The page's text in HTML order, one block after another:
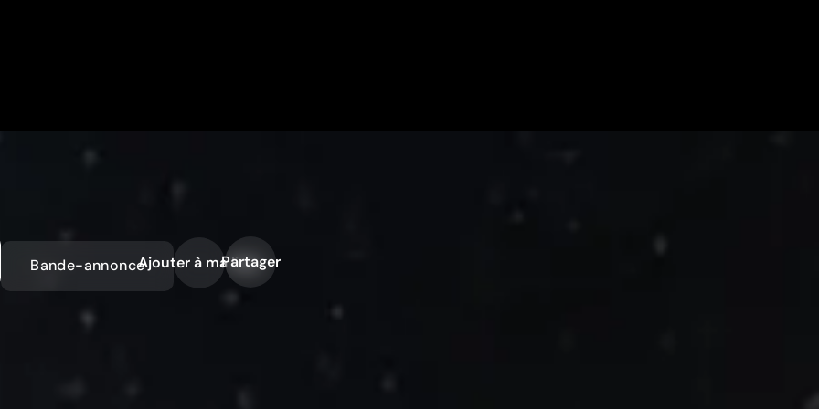
Bande-annonceAjouter à ma liste
Partager